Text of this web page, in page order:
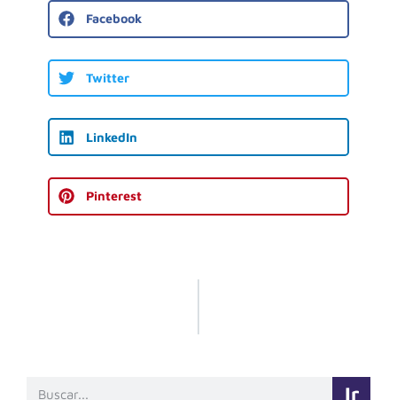
Facebook
Twitter
LinkedIn
Pinterest
Ir